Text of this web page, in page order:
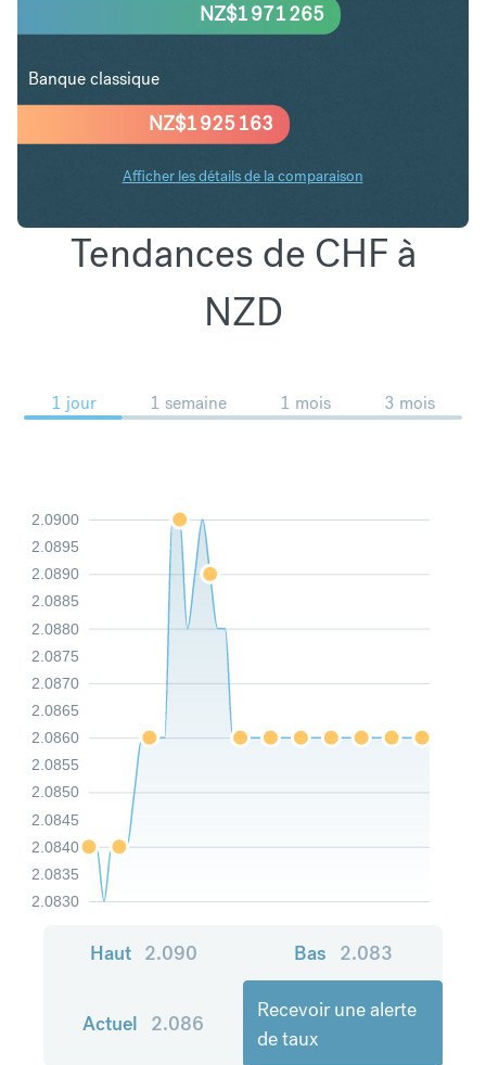
NZ$1 925 163
NZ$1 971 265
Banque classique
Afficher les détails de la comparaison
Tendances de CHF à
NZD
1 jour 1 semaine 1 mois 3 mois
2.0830
2.0835
2.0840
2.0845
2.0850
2.0855
2.0860
2.0865
2.0870
2.0875
2.0880
2.0885
2.0890
2.0895
2.0900
Haut 2.090 Bas 2.083
Actuel 2.086
Recevoir une alerte
de taux